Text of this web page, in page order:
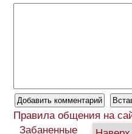
Правила общения на
Забаненные